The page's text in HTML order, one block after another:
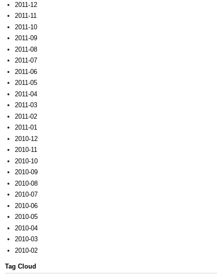
2011-12
2011-11
2011-10
2011-09
2011-08
2011-07
2011-06
2011-05
2011-04
2011-03
2011-02
2011-01
2010-12
2010-11
2010-10
2010-09
2010-08
2010-07
2010-06
2010-05
2010-04
2010-03
2010-02
Tag Cloud